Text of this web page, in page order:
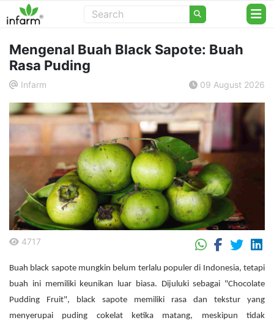
Mengenal Buah Black Sapote: Buah
Rasa Puding
Infarm 09 August 2026
4717
Buah black sapote mungkin belum terlalu populer di Indonesia, tetapi
buah ini memiliki keunikan luar biasa. Dijuluki sebagai "Chocolate
Pudding Fruit", black sapote memiliki rasa dan tekstur yang
menyerupai puding cokelat ketika matang, meskipun tidak